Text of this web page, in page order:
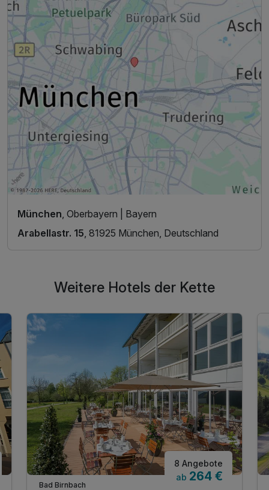
München , Oberbayern | Bayern
Arabellastr. 15 , 81925 München, Deutschland
Weitere Hotels der Kette
Bad Birnbach
8 Angebote
ab 264 €